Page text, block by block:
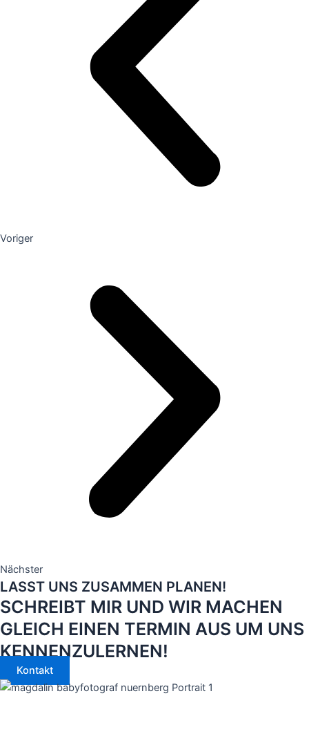
Voriger
Nächster
LASST UNS ZUSAMMEN PLANEN!
SCHREIBT MIR UND WIR MACHEN
GLEICH EINEN TERMIN AUS UM UNS
KENNENZULERNEN!
Kontakt